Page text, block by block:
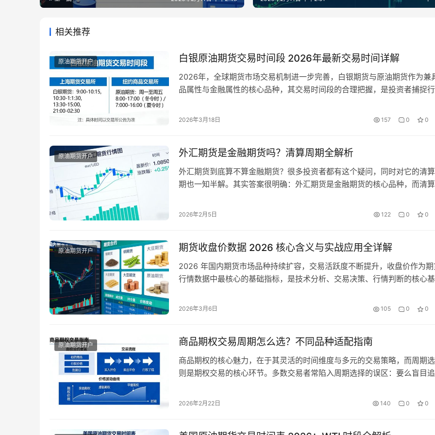
相关推荐
原油期货开户 白银原油期货交易时间段 2026年最新交易时间详解
2026年，全球期货市场交易机制进一步完善，白银期货与原油期货作为兼
品属性与金融属性的核心品种，其交易时间段的合理把握，是投资者捕捉行
调整等因素影响，交易时间段会有小幅变动。本文将详细梳理2026年国内
2026年3月18日 157 0 0
原油期货开户 外汇期货是金融期货吗？清算周期全解析
外汇期货到底算不算金融期货？很多投资者都有这个疑问，同时对它的清
期也一知半解。其实答案很明确：外汇期货是金融期货的核心品种，而清算
程细节三方面，彻底讲清这两个核心问题。 一、先定调：外汇期货属于金融
2026年2月5日 122 0 0
原油期货开户 期货收盘价数据 2026 核心含义与实战应用全详解
2026 年国内期货市场品种持续扩容，交易活跃度不断提升，收盘价作为期
行情数据中最核心的基础指标，是技术分析、交易决策、行情判断的核心基
应用方法缺乏清晰认知，甚至误将收盘价当作当日盈亏的计算依据，最终导
2026年3月6日 105 0 0
原油期货开户 商品期权交易周期怎么选？不同品种适配指南
商品期权的核心魅力，在于其灵活的时间维度与多元的交易策略，而周期
则是期权交易的核心环节。多数交易者常陷入周期选择的误区：要么盲目追
会。本文将从期权周期的核心逻辑出发，结合不同商品品种的特性，给出可
2026年2月22日 140 0 0